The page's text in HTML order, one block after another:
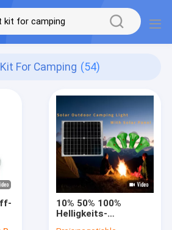
For Camping (54)
10% 50% 100%
Helligkeits-